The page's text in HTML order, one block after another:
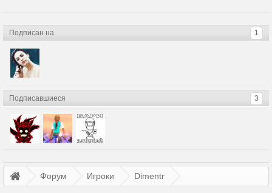
Подписан на 1
Подписавшиеся 3
Форум Игроки Dimentr